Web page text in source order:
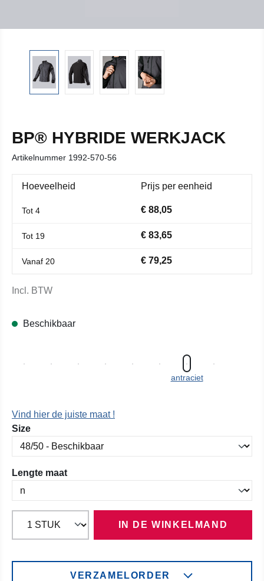
BP® HYBRIDE WERKJACK
Artikelnummer 1992-570-56
Hoeveelheid Prijs per eenheid
Tot 4 € 88,05
Tot 19 € 83,65
Vanaf 20 € 79,25
Incl. BTW
Beschikbaar
antraciet
Vind hier de juiste maat !
Selecteer
Size
Selecteer
Lengte maat
IN DE WINKELMAND
VERZAMELORDER